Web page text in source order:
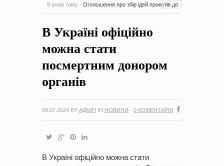
9 років тому - Оголошення про збір ідей проектів до
на період 2018 – 2020 роки Оголошення про збір ідей
-0 Коментарів
В Україні офіційно
можна стати
посмертним донором
органів
09.07.2024 BY АДМІН IN НОВИНИ · 0 КОМЕНТАРІВ
В Україні офіційно можна стати